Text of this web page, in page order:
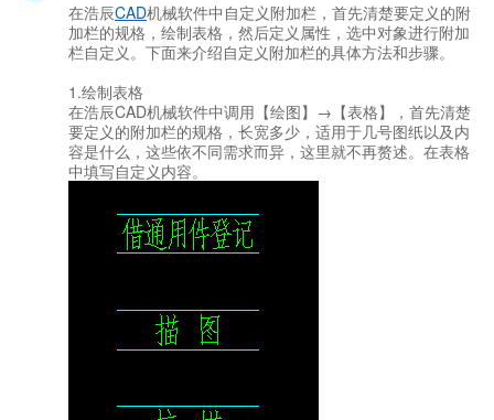
在浩辰CAD机械软件中自定义附加栏，首先清楚要定义的附
加栏的规格，绘制表格，然后定义属性，选中对象进行附加
栏自定义。下面来介绍自定义附加栏的具体方法和步骤。
1.绘制表格
在浩辰CAD机械软件中调用【绘图】→【表格】，首先清楚
要定义的附加栏的规格，长宽多少，适用于几号图纸以及内
容是什么，这些依不同需求而异，这里就不再赘述。在表格
中填写自定义内容。